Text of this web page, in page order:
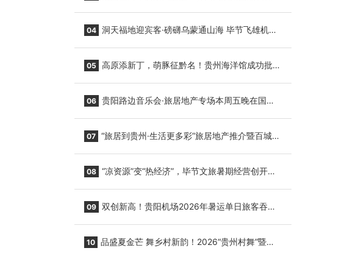
04 洞天福地迎宾客·磅礴乌蒙通山海 毕节飞雄机场
05 高原添新丁，萌豚征黔名！贵州海洋馆成功批量
06 贵阳路边音乐会·旅居地产专场本周五晚在国际
07 “旅居到贵州·生活更多彩”旅居地产推介暨百城千
08 “凉资源”变“热经济”，毕节文旅暑期经营创开门
09 双创新高！贵阳机场2026年暑运单日旅客吞吐
10 品盛夏金芒 舞乡村新韵！2026“贵州村舞”暨望